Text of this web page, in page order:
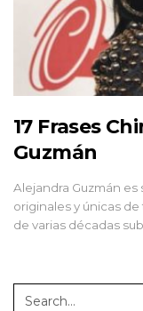
17 Frases
Guzmán
Alejandra Guzmán
originales y únicas
de varias décadas